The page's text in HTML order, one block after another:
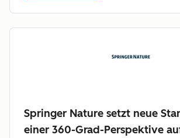
Springer Nature setzt neue
einer 360-Grad-Perspektive